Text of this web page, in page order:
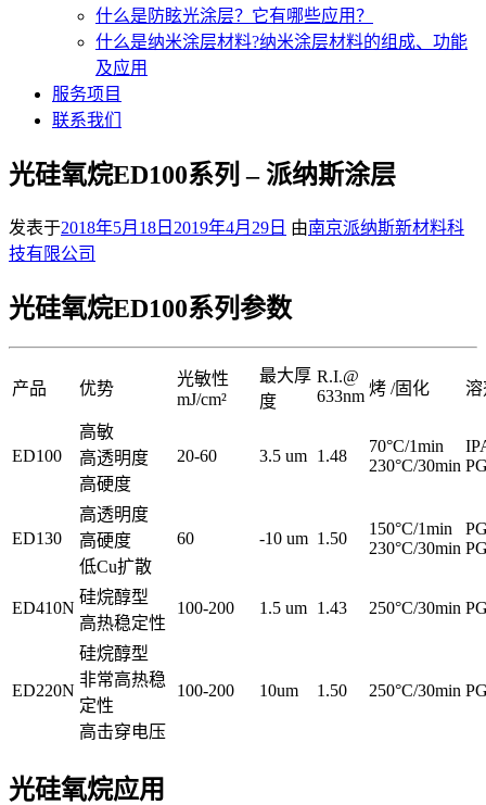
什么是防眩光涂层？它有哪些应用？
什么是纳米涂层材料?纳米涂层材料的组成、功能
及应用
服务项目
联系我们
光硅氧烷ED100系列 – 派纳斯涂层
发表于2018年5月18日 2019年4月29日 由南京派纳斯新材料科
技有限公司
光硅氧烷ED100系列参数
产品 优势
光敏性
mJ/cm²
最大厚
度
R.I.@
633nm 烤 /固化 溶
ED100
高敏
高透明度
高硬度
20-60 3.5 um 1.48
70°C/1min
230°C/30min
ED130
高透明度
高硬度
低Cu扩散
60 -10 um 1.50
150°C/1min
230°C/30min
ED410N
硅烷醇型
高热稳定性
100-200 1.5 um 1.43 250°C/30min
ED220N
硅烷醇型
非常高热稳
定性
高击穿电压
100-200 10um 1.50 250°C/30min
光硅氧烷应用